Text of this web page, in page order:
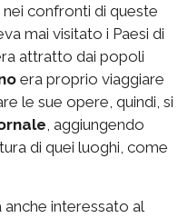
confronti di queste
mai visitato i Paesi di
attratto dai popoli
era proprio viaggiare
le sue opere, quindi, si
, aggiungendo
di quei luoghi, come
interessato al